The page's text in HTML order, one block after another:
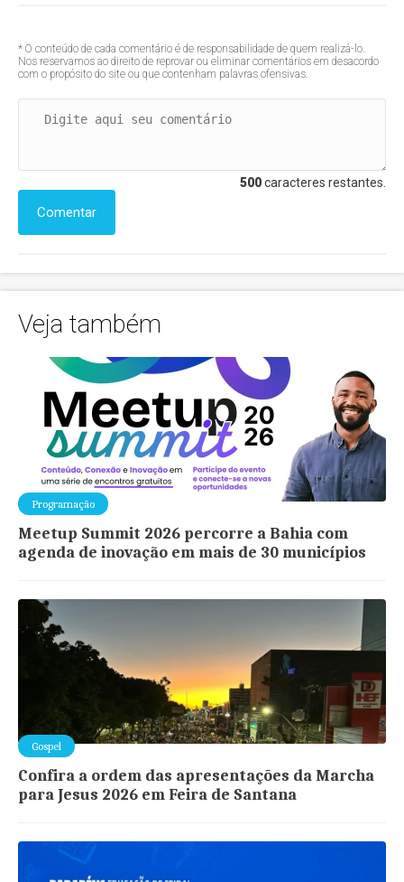
* O conteúdo de cada comentário é de responsabilidade de quem realizá-lo.
Nos reservamos ao direito de reprovar ou eliminar comentários em desacordo
com o propósito do site ou que contenham palavras ofensivas.
500caracteres restantes.
Comentar
Veja também
Programação
Meetup Summit 2026 percorre a Bahia com
agenda de inovação em mais de 30 municípios
Gospel
Confira a ordem das apresentações da Marcha
para Jesus 2026 em Feira de Santana